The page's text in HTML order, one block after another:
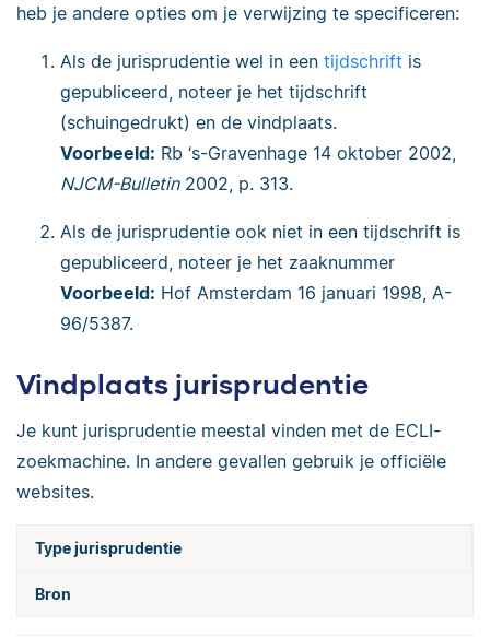
heb je andere opties om je verwijzing te specificeren:
Als de jurisprudentie wel in een tijdschrift is
gepubliceerd, noteer je het tijdschrift
(schuingedrukt) en de vindplaats.
Voorbeeld: Rb ‘s-Gravenhage 14 oktober 2002,
NJCM-Bulletin2002, p. 313.
Als de jurisprudentie ook niet in een tijdschrift is
gepubliceerd, noteer je het zaaknummer
Voorbeeld: Hof Amsterdam 16 januari 1998, A-
96/5387.
Vindplaats jurisprudentie
Je kunt jurisprudentie meestal vinden met de ECLI-
zoekmachine. In andere gevallen gebruik je officiële
websites.
Type jurisprudentie
Bron